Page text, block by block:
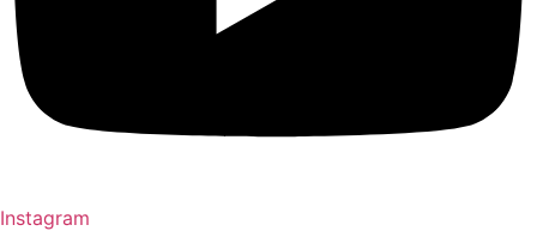
Instagram